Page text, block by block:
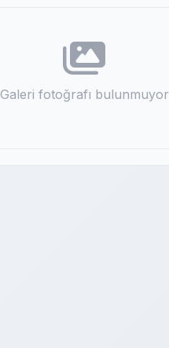
Galeri fotoğrafı bulunmuyor